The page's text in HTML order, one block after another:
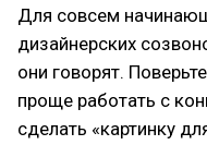
Для совсем
дизайнерских
они говорят.
проще работать с
сделать «картинку